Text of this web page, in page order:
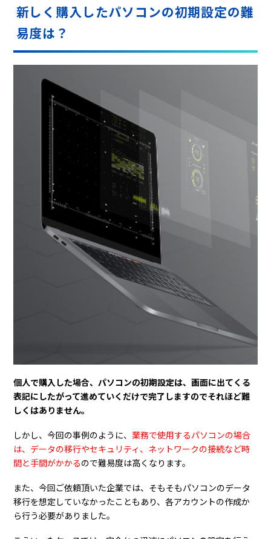
新しく購入したパソコンの初期設定の難
易度は？
個人で購入した場合、パソコンの初期設定は、画面に出てくる
表記にしたがって進めていくだけで完了しますのでそれほど難
しくはありません。
しかし、今回の事例のように、業務で使用するパソコンの場合
は、データの移行やセキュリティ、ネットワークの接続など時
間と手間がかかるので難易度は高くなります。
また、今回ご依頼頂いた企業では、そもそもパソコンのデータ
移行を想定していなかったこともあり、各アカウントの作成か
ら行う必要がありました。